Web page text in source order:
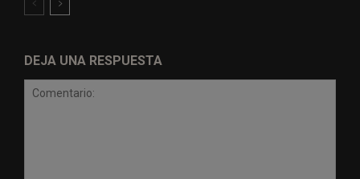
DEJA UNA RESPUESTA